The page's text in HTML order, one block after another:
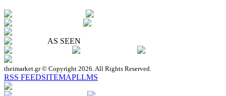
AS SEEN
theimarket.gr © Copyright 2026. All Rights Reserved.
RSS FEEDSITEMAPLLMS